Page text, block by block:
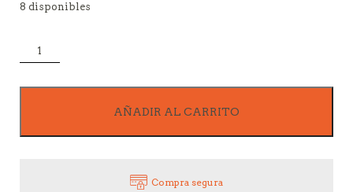
8 disponibles
Gorro
de
AÑADIR AL CARRITO
Compra segura